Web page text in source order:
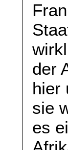
der
hier
sie
es